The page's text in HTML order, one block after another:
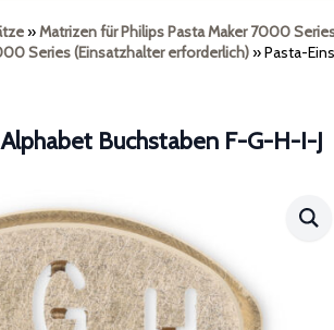
»Matrizen für Philips Pasta Maker 7000
Series (Einsatzhalter erforderlich)»Pasta-
Buchstaben F-G-H-I-J